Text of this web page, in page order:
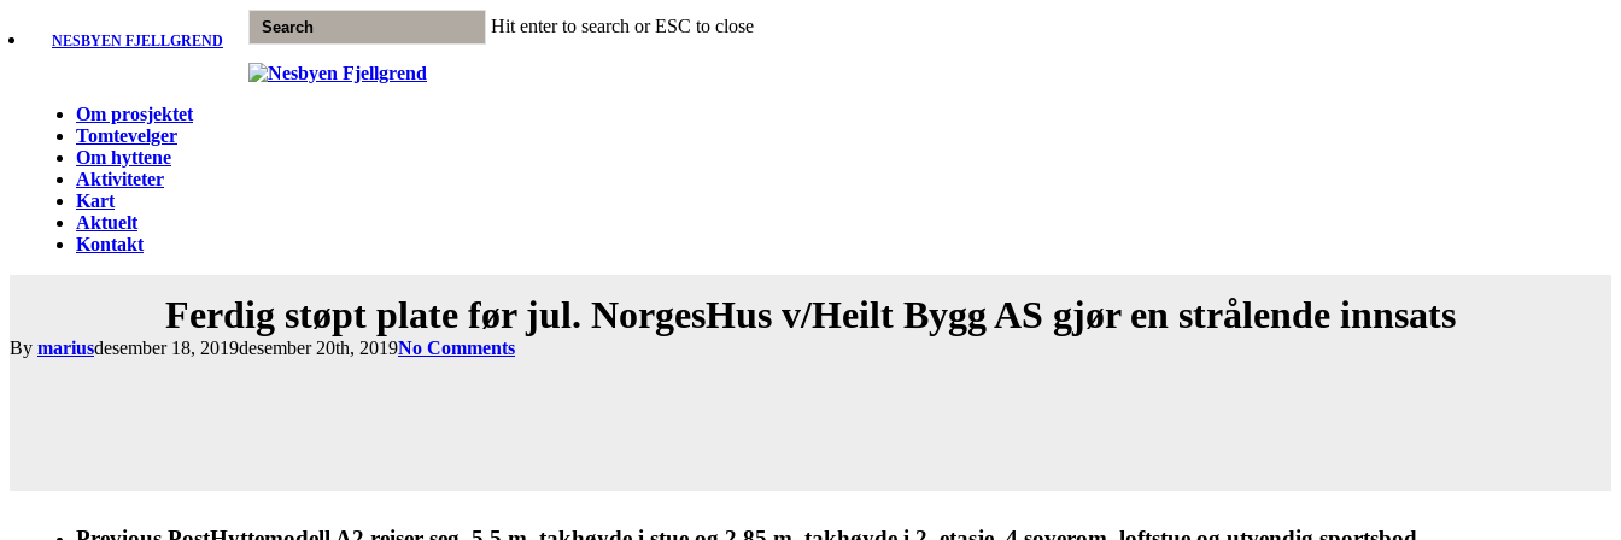
to
NESBYEN FJELLGREND
Hit enter to search or ESC to close
Close
Om prosjektet
Tomtevelger
Om hyttene
Aktiviteter
Kart
Aktuelt
Kontakt
Ferdig støpt plate før jul. NorgesHus v/Heilt Bygg AS gjør en strålende innsats
By mariusdesember 18, 2019desember 20th, 2019No Comments